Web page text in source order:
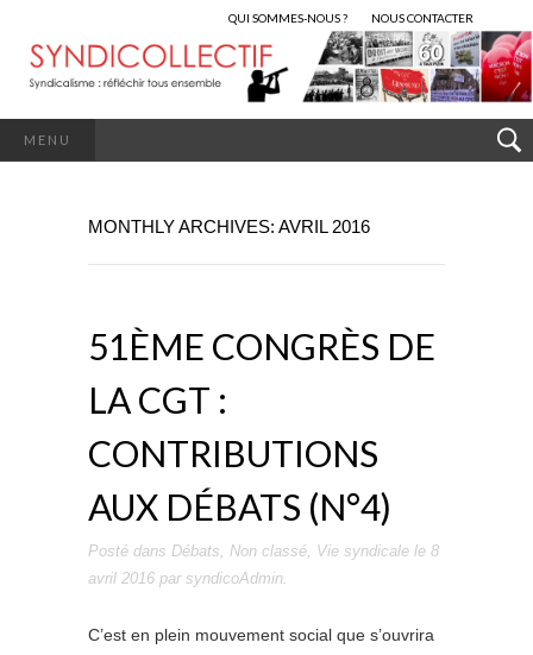
QUI SOMMES-NOUS ? NOUS CONTACTER
MENU
MONTHLY ARCHIVES: AVRIL 2016
51ÈME CONGRÈS DE
LA CGT :
CONTRIBUTIONS
AUX DÉBATS (N°4)
Posté dans Débats, Non classé, Vie syndicale le 8
avril 2016 par syndicoAdmin.
C’est en plein mouvement social que s’ouvrira